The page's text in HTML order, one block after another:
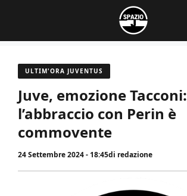
contenuto
ULTIM'ORA JUVENTUS
Juve, emozione Tacconi:
l’abbraccio con Perin è
commovente
24 Settembre 2024 - 18:45di redazione